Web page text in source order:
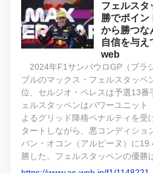
フェルスタ
勝でポイン
から勝つな
自信を与
web
2024年F1サンパウロGP（ブラ
ブルのマックス・フェルスタッペ
位、セルジオ・ペレスは予選13番
ェルスタッペンはパワーユニット
よるグリッド降格ペナルティを受
タートしながら、悪コンディショ
バン・オコン（アルピーヌ）に
勝した。フェルスタッペンの優勝